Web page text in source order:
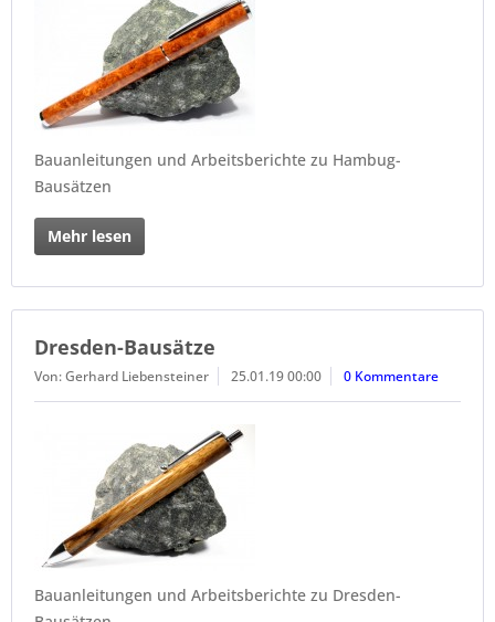
Bauanleitungen und Arbeitsberichte zu Hambug-
Bausätzen
Mehr lesen
Dresden-Bausätze
Von: Gerhard Liebensteiner 25.01.19 00:00 0 Kommentare
Bauanleitungen und Arbeitsberichte zu Dresden-